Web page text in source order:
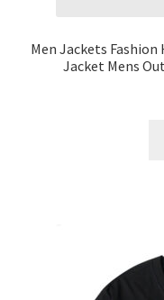
Men Jackets Fashion
Jacket Mens